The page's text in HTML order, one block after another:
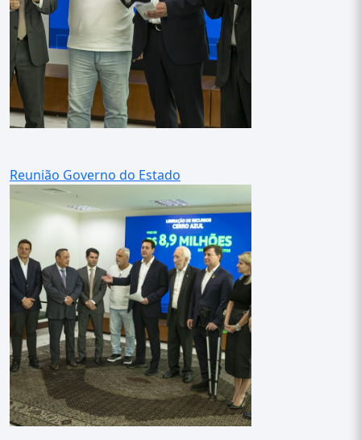
Reunião Governo do Estado